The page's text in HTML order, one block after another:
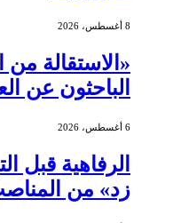
8 أغسطس، 2026
«الاستقالة من
الباحثون عن
6 أغسطس، 2026
الرفاهية قبل
زد» من